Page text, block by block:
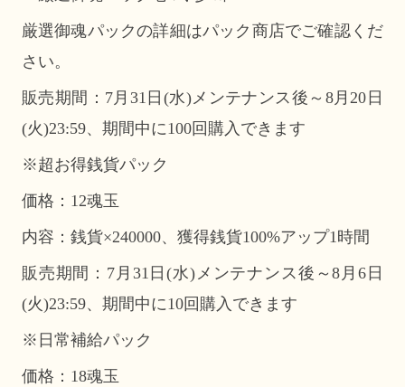
厳選御魂パックの詳細はパック商店でご確認くだ
さい。
販売期間：7月31日(水)メンテナンス後～8月20日
(火)23:59、期間中に100回購入できます
※超お得銭貨パック
価格：12魂玉
内容：銭貨×240000、獲得銭貨100%アップ1時間
販売期間：7月31日(水)メンテナンス後～8月6日
(火)23:59、期間中に10回購入できます
※日常補給パック
価格：18魂玉